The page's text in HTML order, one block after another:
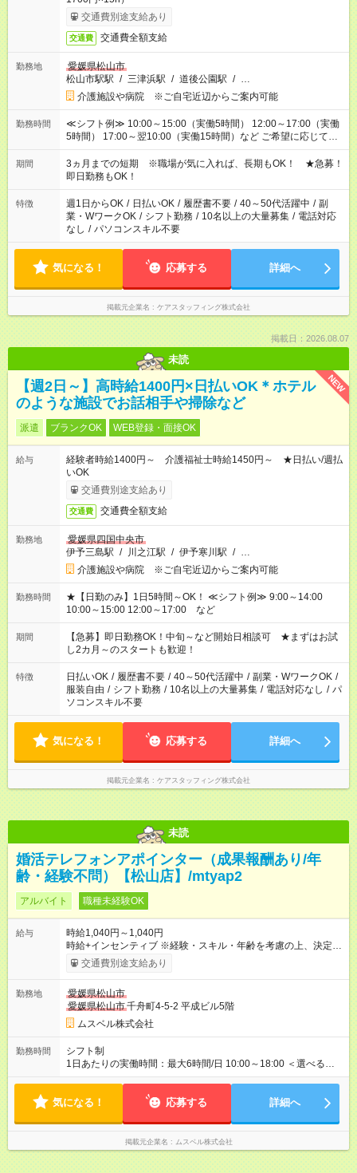
交通費別途支給あり
交通費 交通費全額支給
勤務地
愛媛県松山市
松山市駅駅 / 三津浜駅 / 道後公園駅 / …
介護施設や病院 ※ご自宅近辺からご案内可能
勤務時間
≪シフト例≫ 10:00～15:00（実働5時間） 12:00～17:00（実働
5時間） 17:00～翌10:00（実働15時間）など ご希望に応じて、
働く時間は調整できます！ お気軽に担当へ相談ください！
期間
3ヵ月までの短期 ※職場が気に入れば、長期もOK！ ★急募！
即日勤務もOK！
特徴 週1日からOK / 日払いOK / 履歴書不要 / 40～50代活躍中 / 副
業・WワークOK / シフト勤務 / 10名以上の大量募集 / 電話対応
なし / パソコンスキル不要
気になる！ 応募する 詳細へ
掲載元企業名 ケアスタッフィング株式会社
掲載日：2026.08.07
未読
NEW
【週2日～】高時給1400円×日払いOK＊ホテル
のような施設でお話相手や掃除など
派遣 ブランクOK WEB登録・面接OK
給与
経験者時給1400円～ 介護福祉士時給1450円～ ★日払い/週払
いOK
交通費別途支給あり
交通費 交通費全額支給
勤務地
愛媛県四国中央市
伊予三島駅 / 川之江駅 / 伊予寒川駅 / …
介護施設や病院 ※ご自宅近辺からご案内可能
勤務時間
★【日勤のみ】1日5時間～OK！ ≪シフト例≫ 9:00～14:00
10:00～15:00 12:00～17:00 など
期間
【急募】即日勤務OK！中旬～など開始日相談可 ★まずはお試
し2カ月～のスタートも歓迎！
特徴 日払いOK / 履歴書不要 / 40～50代活躍中 / 副業・WワークOK /
服装自由 / シフト勤務 / 10名以上の大量募集 / 電話対応なし / パ
ソコンスキル不要
気になる！ 応募する 詳細へ
掲載元企業名 ケアスタッフィング株式会社
未読
婚活テレフォンアポインター（成果報酬あり/年
齢・経験不問）【松山店】/mtyap2
アルバイト 職種未経験OK
給与
時給1,040円～1,040円
時給+インセンティブ ※経験・スキル・年齢を考慮の上、決定し
ます。 《成果に応じたインセンティブ支給例》 テレアポ未経
験、入社5ヶ月目の女性パートさんが、時給に加えて、月7万円
果・貢献に応じた報酬制度が導入されています。 ※試用期間は3
ヶ月で、その間は有期契約です。そのほかの条件に変更はあり
ません。 【試用期間】試用期間あり 試用期間の長さ：2ヶ月
※ 雇用形態と給与に、本採用時と異なる部分があります。 雇用
形態：中途採用（契約社員） 給与：本採用時と同じです。 ※試
用期間は2ヶ月で、その間は有期契約です。そのほかの条件に変
間3ヶ月になります。
交通費別途支給あり
勤務地
愛媛県松山市
愛媛県松山市千舟町4-5-2 平成ビル5階
ムスベル株式会社
勤務時間
シフト制
1日あたりの実働時間：最大6時間/日 10:00～18:00 ＜選べるシ
フト＞ (1)10:00～16:00 (2)10:00～17:00 (3)10:00～18:00 ◎
（希望シフト制） ◎原則定時退社／残業はほとんどありませ
気になる！ 応募する 詳細へ
掲載元企業名 ムスベル株式会社